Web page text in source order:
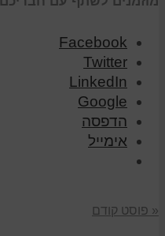
Facebook
Twitter
LinkedIn
Google
הדפסה
אימייל
« פוסט קודם